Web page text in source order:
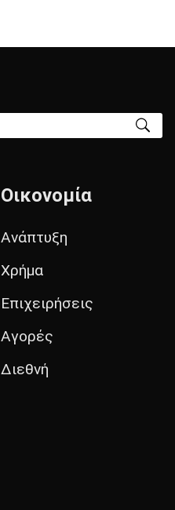
Οικονομία
Ανάπτυξη
Χρήμα
Επιχειρήσεις
Αγορές
Διεθνή